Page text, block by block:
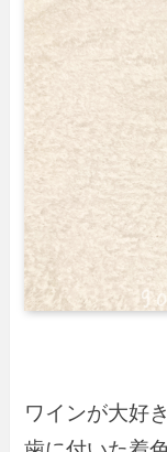
ワインが大好